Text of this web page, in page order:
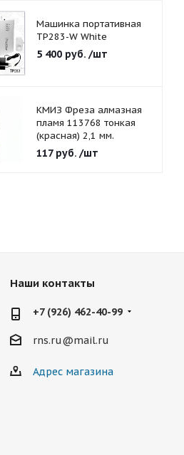
Машинка портативная
TP283-W White
5 400руб. /шт
КМИЗ Фреза алмазная
пламя 113768 тонкая
(красная) 2,1 мм.
117руб. /шт
Наши контакты
+7 (926) 462-40-99
rns.ru@mail.ru
Адрес магазина